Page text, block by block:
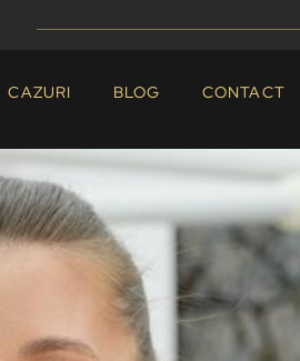
CAZURI BLOG CONTACT